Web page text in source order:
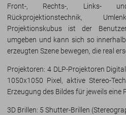
Front-, Rechts-, Links-
Rückprojektionstechnik,
Projektionskubus ist der
umgeben und kann sich so
erzeugten Szene bewegen, die real
Projektoren: 4 DLP-Projektoren
1050x1050 Pixel, aktive Stereo-
Erzeugung des Bildes für jeweils eine
3D Brillen: 5 Shutter-Brillen